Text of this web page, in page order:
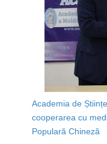
Academia de
cooperarea cu
Populară Chineză